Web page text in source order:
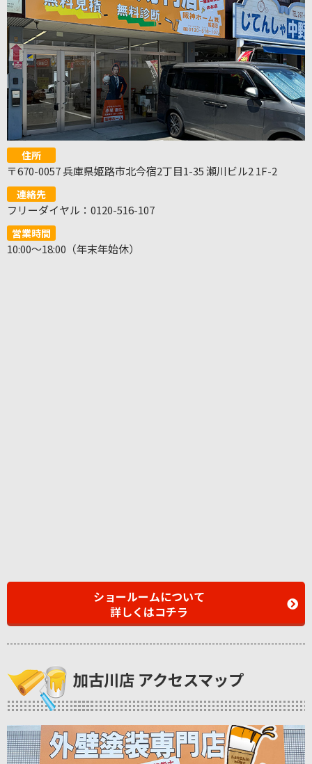
住所
〒670-0057 兵庫県姫路市北今宿2丁目1-35 瀬川ビル2 1F-2
連絡先
フリーダイヤル：0120-516-107
営業時間
10:00～18:00（年末年始休）
ショールームについて
詳しくはコチラ
加古川店 アクセスマップ